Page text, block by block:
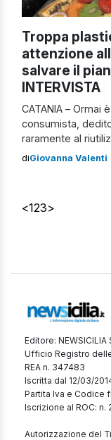
Troppa
attenzione
salvare il
INTERVISTA
CATANIA – Ormai
consumista,
raramente al
principalmente
diGiovanna Valenti
<123>
Editore: NEWSICILIA
Ufficio Registro
REA n. 347483
Iscritta dal 12/03/
Partita Iva e Codice
Iscrizione al ROC:
Autorizzazione del